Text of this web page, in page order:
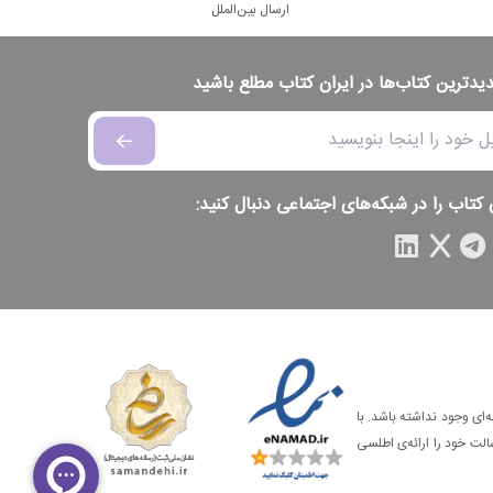
ارسال بین‌الملل
کتاب‌ها در ایران کتاب مطلع باشید
کتاب را در شبکه‌های اجتماعی دنبال کنید:
وجود نداشته باشد. با
خود را ارائه‌ی اطلسی